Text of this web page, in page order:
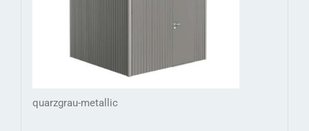
quarzgrau-metallic